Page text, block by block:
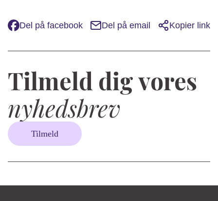
Del på facebook Del på email Kopier link
Tilmeld dig vores
nyhedsbrev
Tilmeld